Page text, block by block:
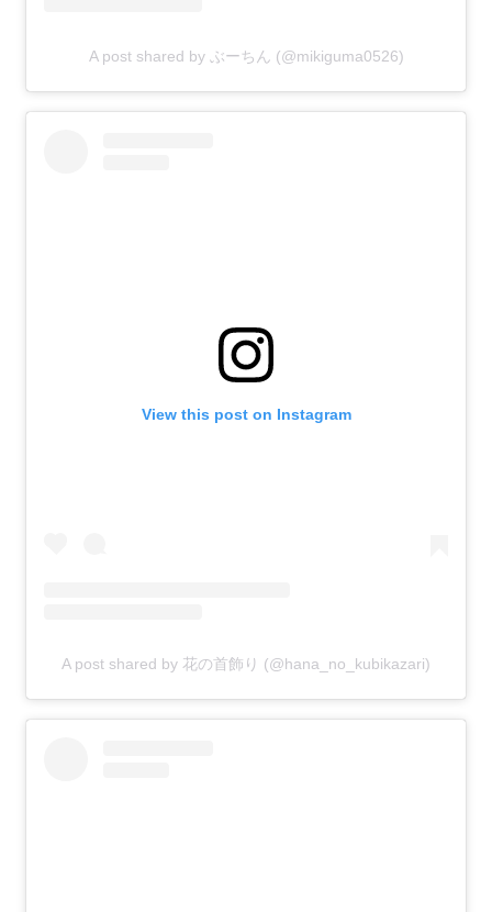
A post shared by ぶーちん (@mikiguma0526)
View this post on Instagram
A post shared by 花の首飾り (@hana_no_kubikazari)